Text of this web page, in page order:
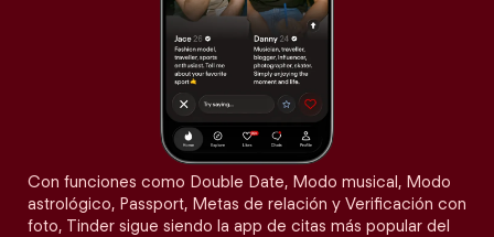
Con funciones como Double Date, Modo musical, Modo
astrológico, Passport, Metas de relación y Verificación con
foto, Tinder sigue siendo la app de citas más popular del